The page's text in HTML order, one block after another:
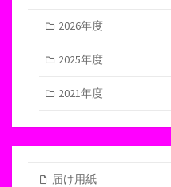
2026年度
2025年度
2021年度
届け用紙